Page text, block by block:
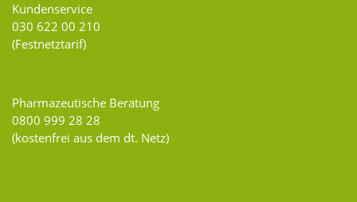
Kundenservice
030 622 00 210
(Festnetztarif)
Pharmazeutische Beratung
0800 999 28 28
(kostenfrei aus dem dt. Netz)